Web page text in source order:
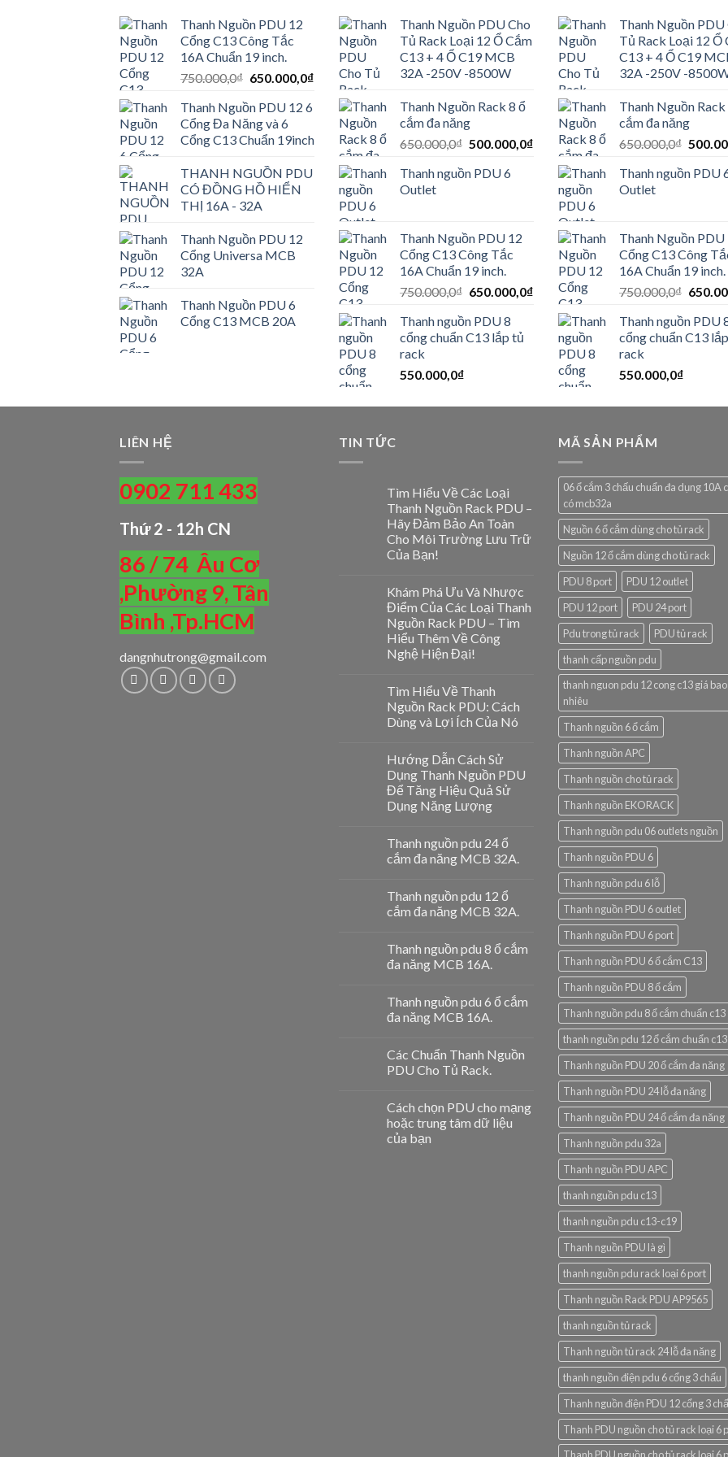
Thanh Nguồn PDU 12
Cổng C13 Công Tắc
16A Chuẩn 19 inch.
750.000,0₫ Giá
là:
750.000,0₫.
650.000,0₫Giá
tại
650.000,0₫.
Thanh Nguồn PDU 12 6
Cổng Đa Năng và 6
Cổng C13 Chuẩn 19inch
THANH NGUỒN PDU
CÓ ĐỒNG HỒ HIỂN
THỊ 16A - 32A
Thanh Nguồn PDU 12
Cổng Universa MCB
32A
Thanh Nguồn PDU 6
Cổng C13 MCB 20A
Thanh Nguồn PDU Cho
Tủ Rack Loại 12 Ổ Cắm
C13 + 4 Ổ C19 MCB
32A -250V -8500W
Thanh Nguồn Rack 8 ổ
cắm đa năng
650.000,0₫ Giá
là:
500.000,0₫Giá
500.000,0₫.
Thanh nguồn PDU 6
Outlet
Thanh Nguồn PDU 12
Cổng C13 Công Tắc
16A Chuẩn 19 inch.
750.000,0₫ Giá
là:
750.000,0₫.
650.000,0₫Giá
650.000,0₫.
Thanh nguồn PDU 8
cổng chuẩn C13 lắp tủ
rack
550.000,0₫
Thanh Nguồn PDU
Tủ Rack Loại 12 Ổ
C13 + 4 Ổ C19
32A -250V -
Thanh Nguồn Rack
cắm đa năng
650.000,0₫ Giá
là:
Thanh nguồn PDU
Outlet
Thanh Nguồn PDU
Cổng C13 Công
16A Chuẩn 19 inch.
750.000,0₫ Giá
là:
Thanh nguồn PDU
cổng chuẩn C13
rack
550.000,0₫
LIÊN HỆ
0902 711 433
Thứ 2 - 12h CN
86 / 74 Âu Cơ
,Phường 9, Tân
Bình ,Tp.HCM
dangnhutrong@gmail.com
TIN TỨC
Tìm Hiểu Về Các Loại
Thanh Nguồn Rack PDU –
Hãy Đảm Bảo An Toàn
Cho Môi Trường Lưu Trữ
Của Bạn!
Khám Phá Ưu Và Nhược
Điểm Của Các Loại Thanh
Nguồn Rack PDU – Tìm
Hiểu Thêm Về Công
Nghệ Hiện Đại!
Tìm Hiểu Về Thanh
Nguồn Rack PDU: Cách
Dùng và Lợi Ích Của Nó
Hướng Dẫn Cách Sử
Dụng Thanh Nguồn PDU
Để Tăng Hiệu Quả Sử
Dụng Năng Lượng
Thanh nguồn pdu 24 ổ
cắm đa năng MCB 32A.
Thanh nguồn pdu 12 ổ
cắm đa năng MCB 32A.
Thanh nguồn pdu 8 ổ cắm
đa năng MCB 16A.
Thanh nguồn pdu 6 ổ cắm
đa năng MCB 16A.
Các Chuẩn Thanh Nguồn
PDU Cho Tủ Rack.
Cách chọn PDU cho mạng
hoặc trung tâm dữ liệu
của bạn
MÃ SẢN PHẨM
06 ổ cắm 3 chấu chuẩn đa dụng 10A
có mcb32a
Nguồn 6 ổ cắm dùng cho tủ rack
Nguồn 12 ổ cắm dùng cho tủ rack
PDU 8 port
PDU 12 outlet
PDU 12 port
PDU 24 port
Pdu trong tủ rack
PDU tủ rack
thanh cấp nguồn pdu
thanh nguon pdu 12 cong c13 giá bao
nhiêu
Thanh nguồn 6 ổ cắm
Thanh nguồn APC
Thanh nguồn cho tủ rack
Thanh nguồn EKORACK
Thanh nguồn pdu 06 outlets nguồn
Thanh nguồn PDU 6
Thanh nguồn pdu 6 lỗ
Thanh nguồn PDU 6 outlet
Thanh nguồn PDU 6 port
Thanh nguồn PDU 6 ổ cắm C13
Thanh nguồn PDU 8 ổ cắm
Thanh nguồn pdu 8 ổ cắm chuẩn c13
thanh nguồn pdu 12 ổ cắm chuẩn c13
Thanh nguồn PDU 20 ổ cắm đa năng
Thanh nguồn PDU 24 lỗ đa năng
Thanh nguồn PDU 24 ổ cắm đa năng
Thanh nguồn pdu 32a
Thanh nguồn PDU APC
thanh nguồn pdu c13
thanh nguồn pdu c13-c19
Thanh nguồn PDU là gì
thanh nguồn pdu rack loại 6 port
Thanh nguồn Rack PDU AP9565
thanh nguồn tủ rack
Thanh nguồn tủ rack 24 lỗ đa năng
thanh nguồn điện pdu 6 cổng 3 chấu
Thanh nguồn điện PDU 12 cổng 3
Thanh PDU nguồn cho tủ rack loại 6
Thanh PDU nguồn cho tủ rack loại 6